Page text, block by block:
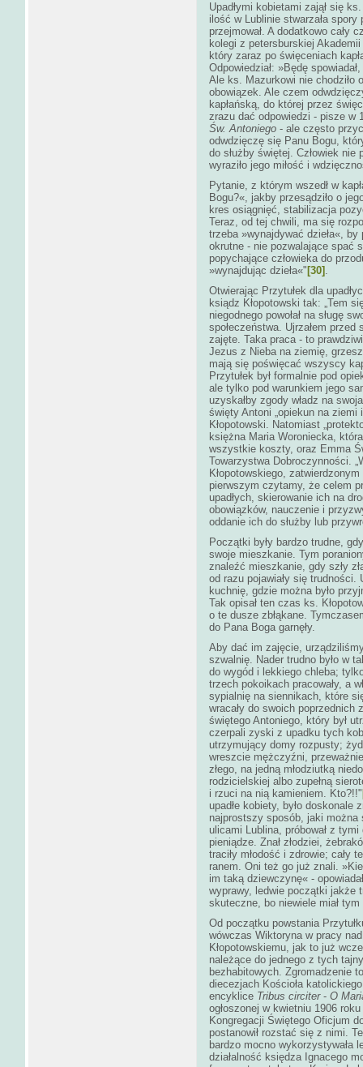
Upadłymi kobietami zajął się
ilość w Lublinie stwarzała
przejmował. A dodatkowo cały
kolegi z petersburskiej
który zaraz po święceniach
Odpowiedział: »Będę
Ale ks. Mazurkowi nie chodziło
obowiązek. Ale czem
kapłańską, do której przez
zrazu dać odpowiedzi - pisze w
Św. Antoniego - ale często
odwdzięczę się Panu Bogu,
do służby świętej. Człowiek
wyraziło jego miłość i
Pytanie, z którym wszedł w
Bogu?«, jakby przesądziło o
kres osiągnięć, stabilizacja
Teraz, od tej chwili, ma się
trzeba »wynajdywać dzieła«,
okrutne - nie pozwalające spać
popychające człowieka do
»wynajdując dzieła«" [30] .
Otwierając Przytułek dla
ksiądz Kłopotowski tak: „Tem
niegodnego powołał na sługę
społeczeństwa. Ujrzałem
zajęte. Taka praca - to
Jezus z Nieba na ziemię,
mają się poświęcać wszyscy
Przytułek był formalnie pod
ale tylko pod warunkiem jego
uzyskałby zgody władz na
święty Antoni „opiekun na ziemi
Kłopotowski. Natomiast
księżna Maria Woroniecka,
wszystkie koszty, oraz Emma
Towarzystwa Dobroczynności.
Kłopotowskiego,
pierwszym czytamy, że celem
upadłych, skierowanie ich na
obowiązków, nauczenie i
oddanie ich do służby lub
Początki były bardzo trudne,
swoje mieszkanie. Tym
znaleźć mieszkanie, gdy szły
od razu pojawiały się trudności.
kuchnię, gdzie można było
Tak opisał ten czas ks.
o te dusze zbłąkane.
do Pana Boga garnęły.
Aby dać im zajęcie,
szwalnię. Nader trudno było w
do wygód i lekkiego chleba;
trzech pokoikach pracowały, a
sypialnię na siennikach, które
wracały do swoich poprzednich
świętego Antoniego, który był
czerpali zyski z upadku tych
utrzymujący domy rozpusty;
wreszcie mężczyźni,
złego, na jedną młodziutką
rodzicielskiej albo zupełną
i rzuci na nią kamieniem. Kto?!!"
upadłe kobiety, było doskonale
najprostszy sposób, jaki można
ulicami Lublina, próbował z
pieniądze. Znał złodziei,
traciły młodość i zdrowie; cały
ranem. Oni też go już znali.
im taką dziewczynę« -
wyprawy, ledwie początki jakże
skuteczne, bo niewiele miał
Od początku powstania
wówczas Wiktoryna w pracy
Kłopotowskiemu, jak to już
należące do jednego z tych
bezhabitowych. Zgromadzenie
diecezjach Kościoła
encyklice Tribus circiter - O
ogłoszonej w kwietniu 1906
Kongregacji Świętego Oficjum
postanowił rozstać się z nimi.
bardzo mocno wykorzystywała
działalność księdza Ignacego